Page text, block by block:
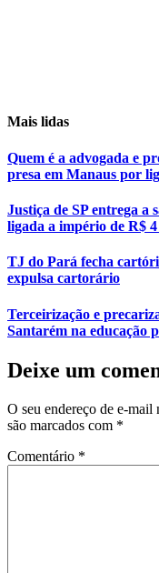
Mais lidas
Quem é a advogada e
presa em Manaus por
Justiça de SP entrega a
ligada a império de R$
TJ do Pará fecha
expulsa cartorário
Terceirização e
Santarém na educação
Deixe um
O seu endereço de e-mail
são marcados com *
Comentário *